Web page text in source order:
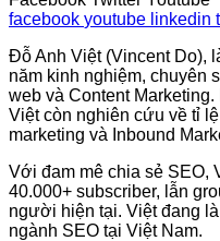
facebook youtube linkedin
Đỗ Anh Việt (Vincent Do),
năm kinh nghiệm, chuyên
web và Content
Việt còn nghiên cứu về tỉ
marketing và Inbound
Với đam mê chia sẻ SEO,
40.000+ subscriber, lẫn
người hiện tại. Việt đang
ngành SEO tại Việt Nam.